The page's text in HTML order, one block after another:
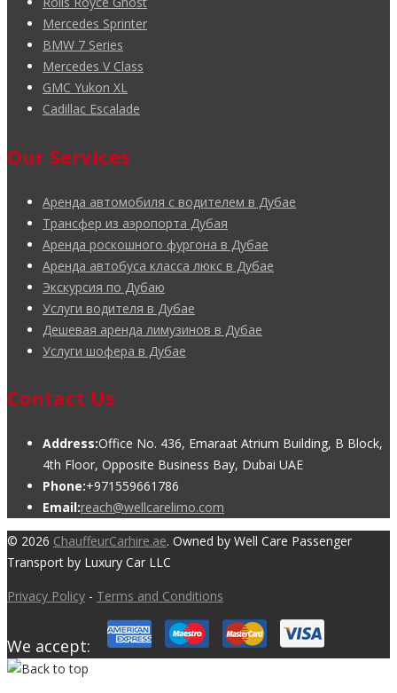
Mercedes Sprinter
BMW 7 Series
Mercedes V Class
GMC Yukon XL
Cadillac Escalade
Our Services
Аренда автомобиля с водителем в Дубае
Трансфер из аэропорта Дубая
Аренда роскошного фургона в Дубае
Аренда автобуса класса люкс в Дубае
Экскурсия по Дубаю
Услуги водителя в Дубае
Дешевая аренда лимузинов в Дубае
Услуги шофера в Дубае
Contact Us
Address:Office No. 436, Emaraat Atrium Building, B Block,
4th Floor, Opposite Business Bay, Dubai UAE
Phone:+971559661786
Email:reach@wellcarelimo.com
© 2026 ChauffeurCarhire.ae. Owned by Well Care Passenger
Transport by Luxury Car LLC
Privacy Policy - Terms and Conditions
We accept: